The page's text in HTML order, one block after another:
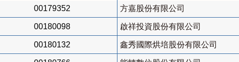
00179352 方嘉股份有限公司
00180098 啟祥投資股份有限公司
00180132 鑫秀國際烘培股份有限公司